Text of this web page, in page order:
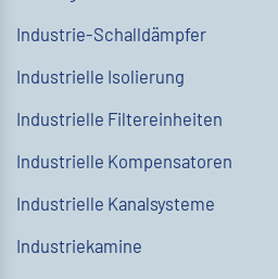
Industrie-Schalldämpfer
Industrielle Isolierung
Industrielle Filtereinheiten
Industrielle Kompensatoren
Industrielle Kanalsysteme
Industriekamine